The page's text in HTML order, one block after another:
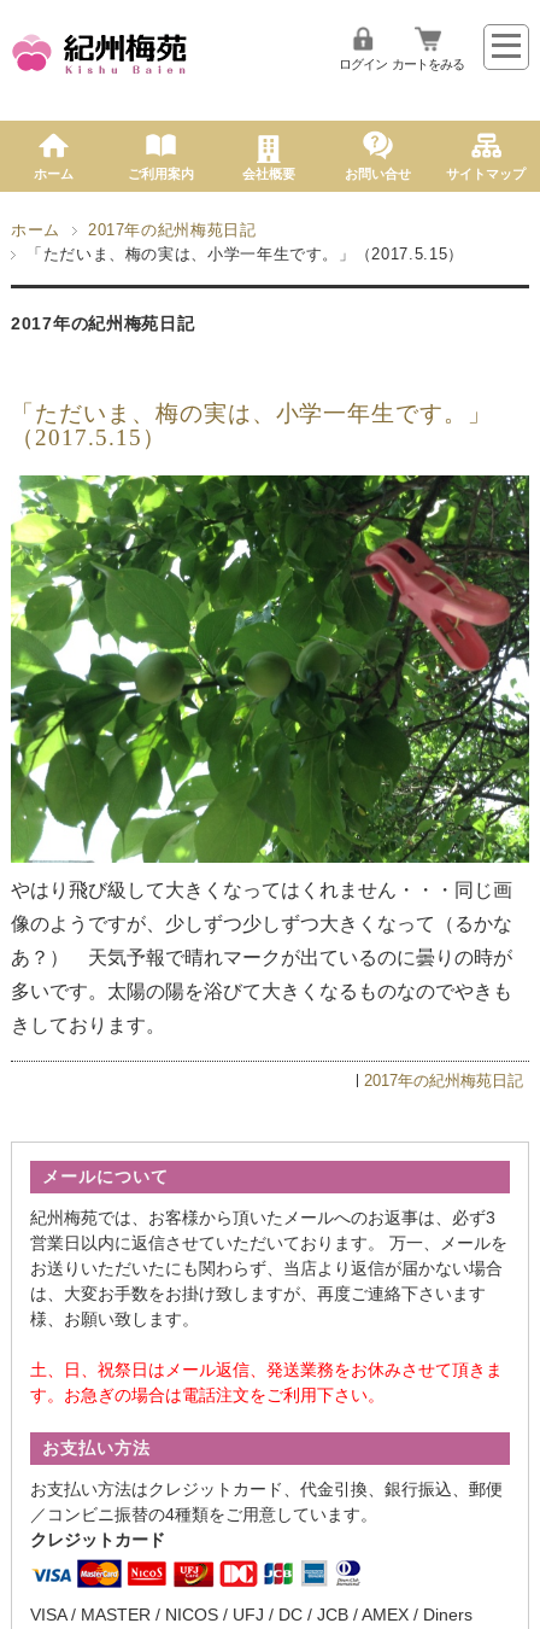
ログイン カートをみる
ホーム ご利用案内 会社概要 お問い合せ サイトマップ
ホーム
2017年の紀州梅苑日記
「ただいま、梅の実は、小学一年生です。」（2017.5.15）
2017年の紀州梅苑日記
「ただいま、梅の実は、小学一年生です。」
（2017.5.15）
やはり飛び級して大きくなってはくれません・・・同じ画
像のようですが、少しずつ少しずつ大きくなって（るかな
あ？） 天気予報で晴れマークが出ているのに曇りの時が
多いです。太陽の陽を浴びて大きくなるものなのでやきも
きしております。
2017年の紀州梅苑日記
メールについて
紀州梅苑では、お客様から頂いたメールへのお返事は、必ず3
営業日以内に返信させていただいております。 万一、メールを
お送りいただいたにも関わらず、当店より返信が届かない場合
は、大変お手数をお掛け致しますが、再度ご連絡下さいます
様、お願い致します。
土、日、祝祭日はメール返信、発送業務をお休みさせて頂きま
す。お急ぎの場合は電話注文をご利用下さい。
お支払い方法
お支払い方法はクレジットカード、代金引換、銀行振込、郵便
／コンビニ振替の4種類をご用意しています。
クレジットカード
VISA / MASTER / NICOS / UFJ / DC / JCB / AMEX / Diners